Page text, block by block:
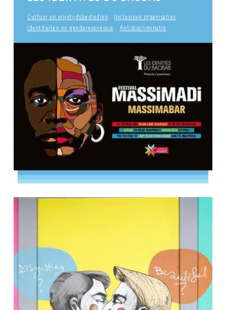
Cultuur en vrijetijdsbesteding
Inclusieve organisaties
Identiteiten en genderexpressie
Antidiscriminatie